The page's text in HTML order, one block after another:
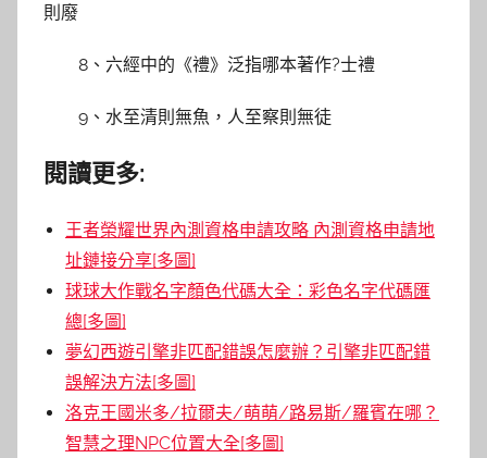
則廢
8、六經中的《禮》泛指哪本著作?士禮
9、水至清則無魚，人至察則無徒
閱讀更多:
王者榮耀世界內測資格申請攻略 內測資格申請地
址鏈接分享[多圖]
球球大作戰名字顏色代碼大全：彩色名字代碼匯
總[多圖]
夢幻西遊引擎非匹配錯誤怎麼辦？引擎非匹配錯
誤解決方法[多圖]
洛克王國米多/拉爾夫/萌萌/路易斯/羅賓在哪？
智慧之理NPC位置大全[多圖]